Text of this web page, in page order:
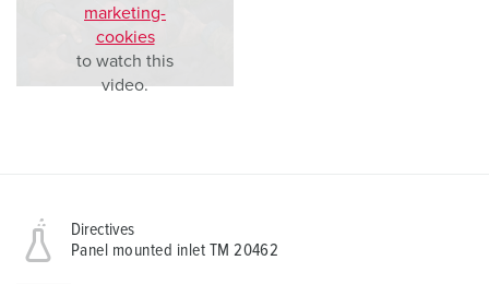
marketing-
cookies
to watch this
video.
Directives
Panel mounted inlet TM 20462